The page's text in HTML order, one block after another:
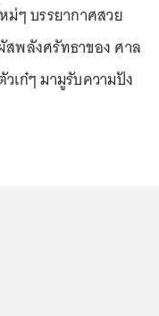
ๆ บรรยากาศสวย
พลังศรัทธาของ ศาล
เก๋ๆ มามูรับความปัง